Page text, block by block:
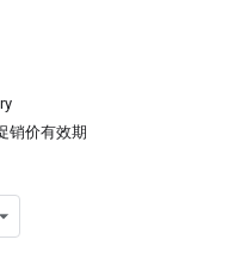
销价有效期